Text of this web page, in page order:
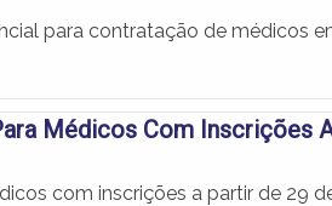
para contratação de médicos
Médicos Com Inscrições
com inscrições a partir de 29